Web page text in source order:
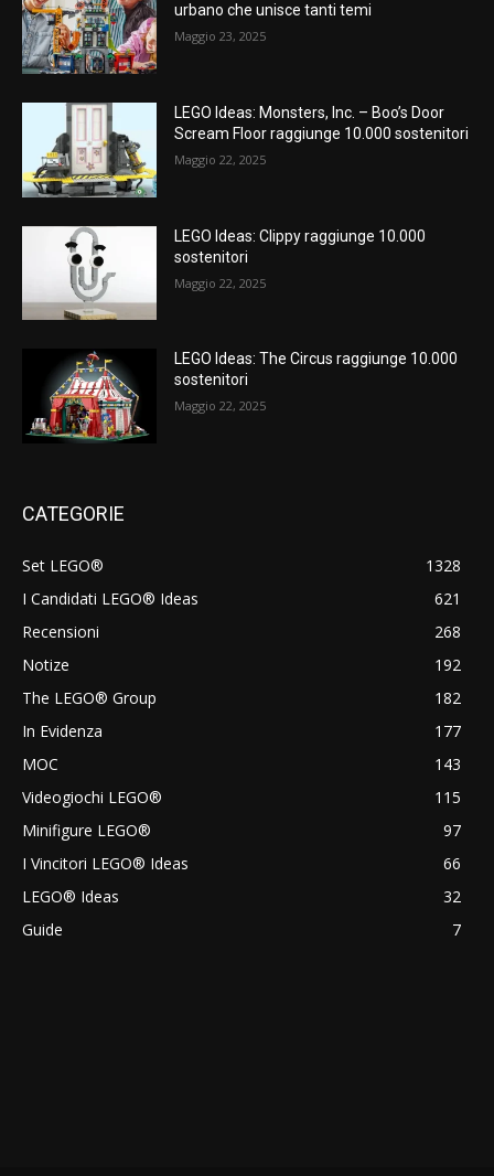
urbano che unisce tanti temi
Maggio 23, 2025
LEGO Ideas: Monsters, Inc. – Boo’s Door
Scream Floor raggiunge 10.000 sostenitori
Maggio 22, 2025
LEGO Ideas: Clippy raggiunge 10.000
sostenitori
Maggio 22, 2025
LEGO Ideas: The Circus raggiunge 10.000
sostenitori
Maggio 22, 2025
CATEGORIE
Set LEGO®
1328
I Candidati LEGO® Ideas
621
Recensioni
268
Notize
192
The LEGO® Group
182
In Evidenza
177
MOC
143
Videogiochi LEGO®
115
Minifigure LEGO®
97
I Vincitori LEGO® Ideas
66
LEGO® Ideas
32
Guide
7